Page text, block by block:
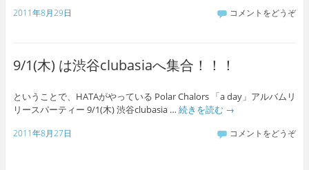
2011年8月29日 コメントをどうぞ
9/1(木) は渋谷clubasiaへ集合！！！
ということで、HATAがやっている Polar Chalors 「a day」アルバムリ
リースパーティー 9/1(木) 渋谷clubasia … 続きを読む →
2011年8月27日 コメントをどうぞ